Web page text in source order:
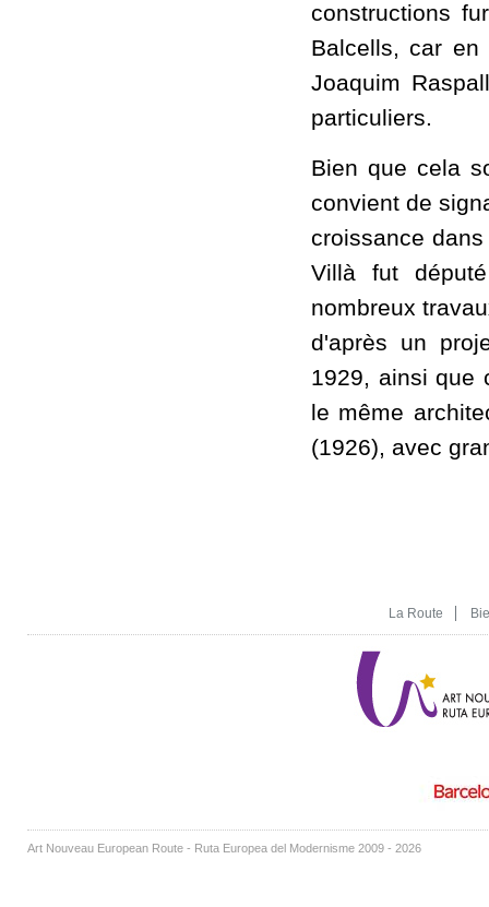
constructions
Balcells, car en
Joaquim
particuliers.
Bien que cela
convient de
croissance
Villà fut
nombreux
d'après un
1929, ainsi que
le même
(1926), avec
La Route
Art Nouveau European Route - Ruta Europea del Modernisme 2009 - 2026